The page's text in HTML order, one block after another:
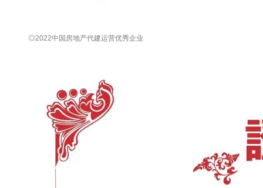
◎2022中国房地产代建运营优秀企业